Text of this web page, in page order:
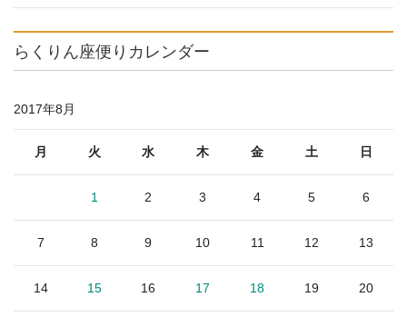
らくりん座便りカレンダー
2017年8月
月 火 水 木 金 土 日
1 2 3 4 5 6
7 8 9 10 11 12 13
14 15 16 17 18 19 20